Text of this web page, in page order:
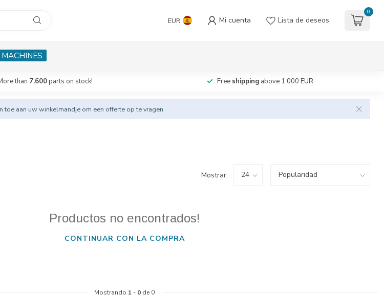
EUR Mi cuenta Lista de deseos
0
MACHINES
than 7.600parts on stock! Free shipping above 1.000 EUR
toe aan uw winkelmandje om een offerte op te vragen.
Mostrar:
Productos no encontrados!
CONTINUAR CON LA COMPRA
Mostrando 1 - 0 de 0